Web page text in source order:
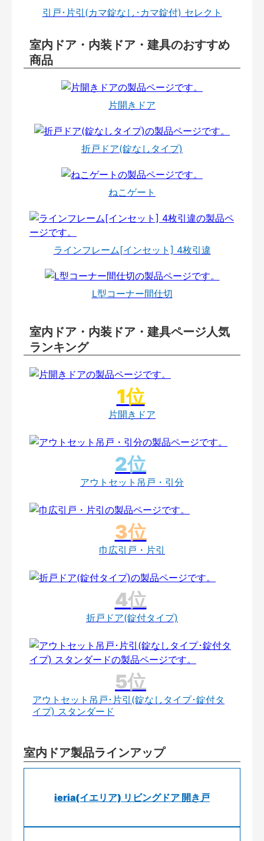
引戸･片引(カマ錠なし･カマ錠付) セレクト
室内ドア・内装ドア・建具のおすすめ
商品
片開きドア
折戸ドア(錠なしタイプ)
ねこゲート
ラインフレーム[インセット] 4枚引違
L型コーナー間仕切
室内ドア・内装ドア・建具ページ人気
ランキング
片開きドア
アウトセット吊戸・引分
巾広引戸・片引
折戸ドア(錠付タイプ)
アウトセット吊戸･片引(錠なしタイプ･錠付タ
イプ) スタンダード
室内ドア製品ラインアップ
ieria(イエリア) リビングドア 開き戸